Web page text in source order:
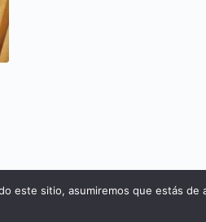
este sitio, asumiremos que estás de